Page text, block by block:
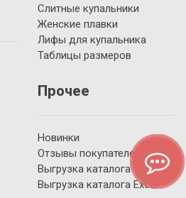
Слитные купальники
Женские плавки
Лифы для купальника
Таблицы размеров
Прочее
Новинки
Отзывы покупателей
Выгрузка каталога YML
Выгрузка каталога Excel